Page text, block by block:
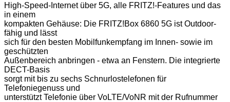
High-Speed-Internet über 5G, alle FRITZ!-Features und das
in einem
kompakten Gehäuse: Die FRITZ!Box 6860 5G ist Outdoor-
fähig und lässt
sich für den besten Mobilfunkempfang im Innen- sowie im
geschützten
Außenbereich anbringen - etwa an Fenstern. Die integrierte
DECT-Basis
sorgt mit bis zu sechs Schnurlostelefonen für
Telefoniegenuss und
unterstützt Telefonie über VoLTE/VoNR mit der Rufnummer